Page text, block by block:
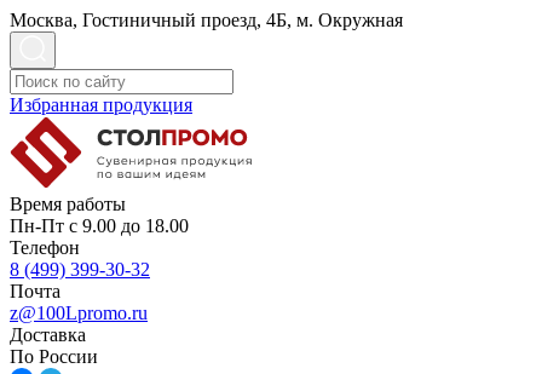
Москва, Гостиничный проезд, 4Б, м. Окружная
Избранная продукция
Время работы
Пн-Пт с 9.00 до 18.00
Телефон
8 (499) 399-30-32
Почта
z@100Lpromo.ru
Доставка
По России